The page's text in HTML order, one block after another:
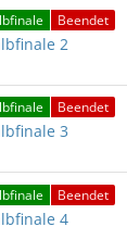
Beendet
2
Beendet
3
Beendet
4